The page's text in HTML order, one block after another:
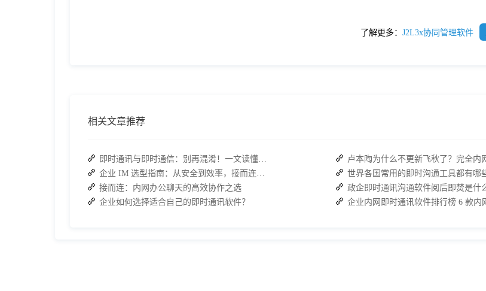
了解更多： J2L3x协同管理软件
相关文章推荐
接而连：内网办公聊天的高效协作之选
企业如何选择适合自己的即时通讯软件？